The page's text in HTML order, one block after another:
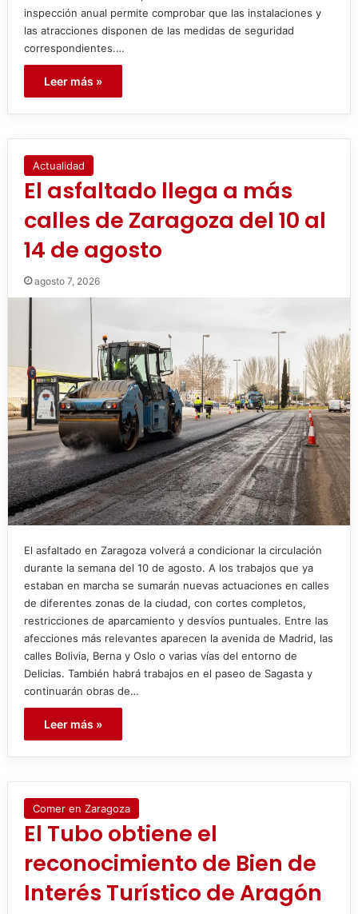
inspección anual permite comprobar que las instalaciones y
las atracciones disponen de las medidas de seguridad
correspondientes.…
Leer más »
Actualidad
El asfaltado llega a más
calles de Zaragoza del 10 al
14 de agosto
agosto 7, 2026
El asfaltado en Zaragoza volverá a condicionar la circulación
durante la semana del 10 de agosto. A los trabajos que ya
estaban en marcha se sumarán nuevas actuaciones en calles
de diferentes zonas de la ciudad, con cortes completos,
restricciones de aparcamiento y desvíos puntuales. Entre las
afecciones más relevantes aparecen la avenida de Madrid, las
calles Bolivia, Berna y Oslo o varias vías del entorno de
Delicias. También habrá trabajos en el paseo de Sagasta y
continuarán obras de…
Leer más »
Comer en Zaragoza
El Tubo obtiene el
reconocimiento de Bien de
Interés Turístico de Aragón